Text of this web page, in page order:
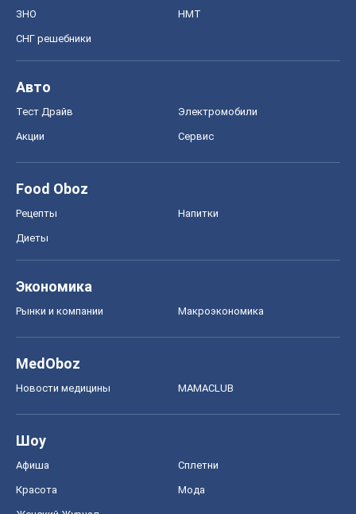
ЗНО НМТ
СНГ решебники
Авто
Тест Драйв Электромобили
Акции Сервис
Food Oboz
Рецепты Напитки
Диеты
Экономика
Рынки и компании Mакроэкономика
MedOboz
Новости медицины MAMACLUB
Шоу
Афиша Сплетни
Красота Мода